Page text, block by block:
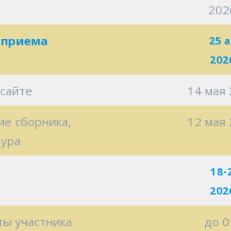
25
14 мая
сборника,
12 мая
18-
участника
до